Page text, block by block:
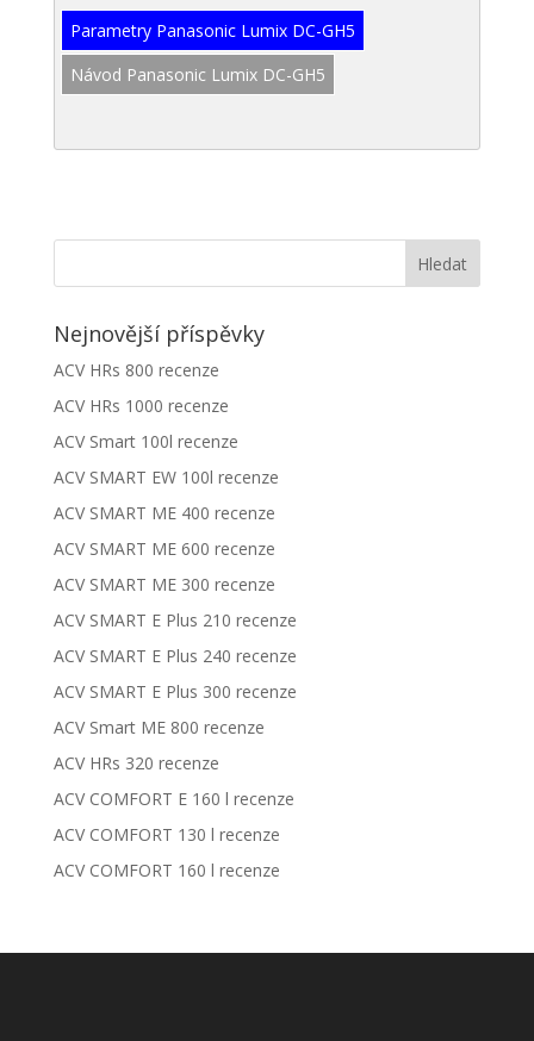
Parametry Panasonic Lumix DC-GH5
Návod Panasonic Lumix DC-GH5
Nejnovější příspěvky
ACV HRs 800 recenze
ACV HRs 1000 recenze
ACV Smart 100l recenze
ACV SMART EW 100l recenze
ACV SMART ME 400 recenze
ACV SMART ME 600 recenze
ACV SMART ME 300 recenze
ACV SMART E Plus 210 recenze
ACV SMART E Plus 240 recenze
ACV SMART E Plus 300 recenze
ACV Smart ME 800 recenze
ACV HRs 320 recenze
ACV COMFORT E 160 l recenze
ACV COMFORT 130 l recenze
ACV COMFORT 160 l recenze